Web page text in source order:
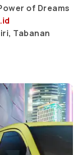
of Dreams
Tabanan